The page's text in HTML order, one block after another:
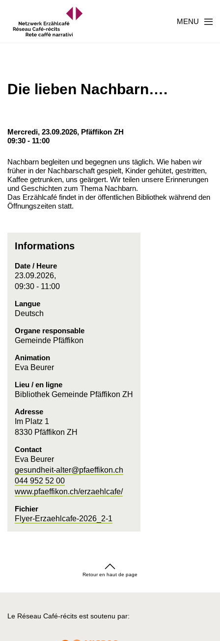
MENU
Die lieben Nachbarn….
Mercredi, 23.09.2026, Pfäffikon ZH
09:30 - 11:00
Nachbarn begleiten und begegnen uns täglich. Wie haben wir
früher in der Nachbarschaft gespielt, Kinder gehütet, gestritten,
Kaffee getrunken, uns geärgert. Wir teilen unsere Erinnerungen
und Geschichten zum Thema Nachbarn.
Das Erzählcafé findet in der öffentlichen Bibliothek während den
Öffnungszeiten statt.
Informations
Date / Heure
23.09.2026,
09:30 - 11:00
Langue
Deutsch
Organe responsable
Gemeinde Pfäffikon
Animation
Eva Beurer
Lieu / en ligne
Bibliothek Gemeinde Pfäffikon ZH
Adresse
Im Platz 1
8330 Pfäffikon ZH
Contact
Eva Beurer
gesundheit-alter@pfaeffikon.ch
044 952 52 00
www.pfaeffikon.ch/erzaehlcafe/
Fichier
Flyer-Erzaehlcafe-2026_2-1
Retour en haut de page
Le Réseau Café-récits est soutenu par: